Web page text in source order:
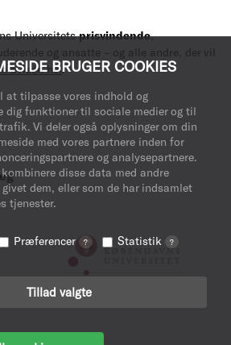
BRUGER COOKIES
at tilpasse vores indhold og
dig funktioner til sociale medier og til
Vi deler også oplysninger om din
med vores partnere inden for
og analysepartnere.
disse data med andre
dem, eller som de har indsamlet
tjenester.
Præferencer ? Statistik ?
Tillad valgte
Universitetsprisvindende,
og ansatte – og alle andre, der vil
avisen her.